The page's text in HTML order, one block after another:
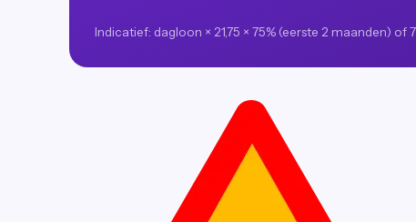
Indicatief: dagloon × 21,75 × 75% (eerste 2 maanden) of